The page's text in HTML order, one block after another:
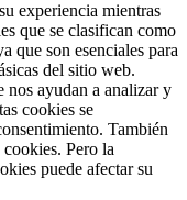
experiencia mientras
que se clasifican como
que son esenciales para
del sitio web.
nos ayudan a analizar y
cookies se
También
Pero la
puede afectar su